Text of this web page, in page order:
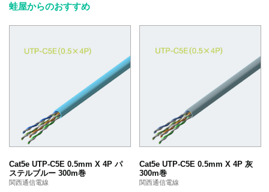
蛙屋からのおすすめ
Cat5e UTP-C5E 0.5mm X 4P パ
ステルブルー 300m巻
関西通信電線
Cat5e UTP-C5E 0.5mm X 4P 灰
300m巻
関西通信電線